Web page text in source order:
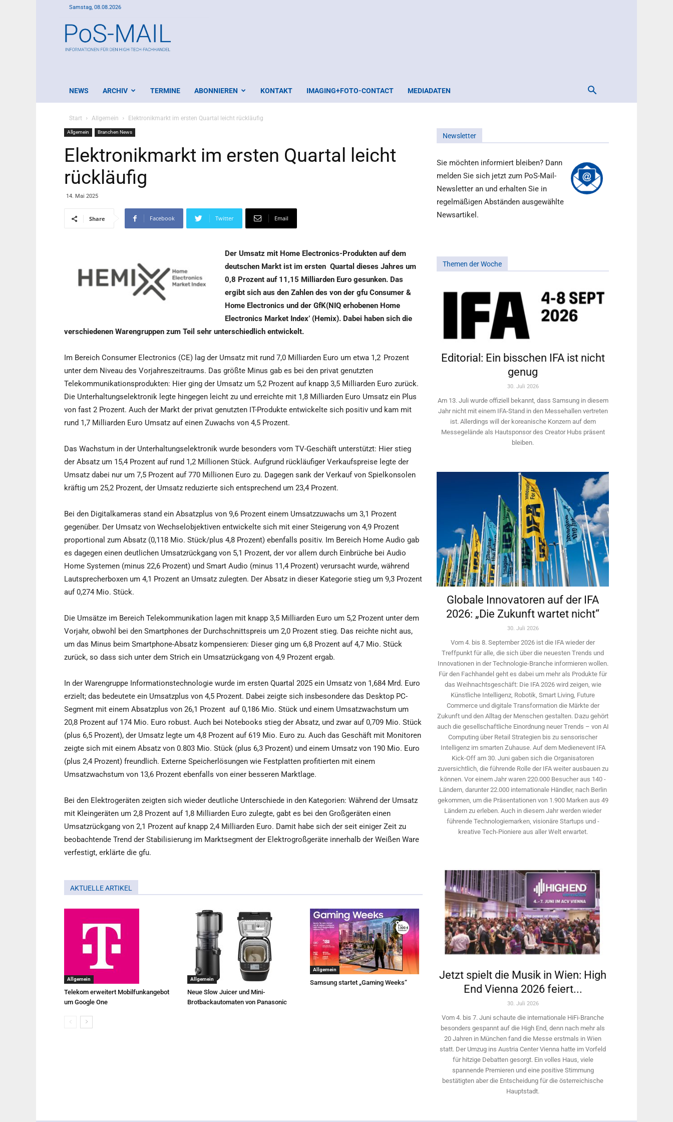
Samstag, 08.08.2026
Mail
NEWS ARCHIV TERMINE ABONNIEREN KONTAKT IMAGING+FOTO-CONTACT MEDIADATEN
Start Allgemein Elektronikmarkt im ersten Quartal leicht rückläufig
Allgemein Branchen News
Elektronikmarkt im ersten Quartal leicht
rückläufig
14. Mai 2025
Share Facebook Twitter Email
Der Umsatz mit Home Electronics-Produkten auf dem
deutschen Markt ist im ersten Quartal dieses Jahres um
0,8 Prozent auf 11,15 Milliarden Euro gesunken. Das
ergibt sich aus den Zahlen des von der gfu Consumer &
Home Electronics und der GfK(NIQ erhobenen Home
Electronics Market Index’ (Hemix). Dabei haben sich die
verschiedenen Warengruppen zum Teil sehr unterschiedlich entwickelt.
Im Bereich Consumer Electronics (CE) lag der Umsatz mit rund 7,0 Milliarden Euro um etwa 1,2 Prozent
unter dem Niveau des Vorjahreszeitraums. Das größte Minus gab es bei den privat genutzten
Telekommunikationsprodukten: Hier ging der Umsatz um 5,2 Prozent auf knapp 3,5 Milliarden Euro zurück.
Die Unterhaltungselektronik legte hingegen leicht zu und erreichte mit 1,8 Milliarden Euro Umsatz ein Plus
von fast 2 Prozent. Auch der Markt der privat genutzten IT-Produkte entwickelte sich positiv und kam mit
rund 1,7 Milliarden Euro Umsatz auf einen Zuwachs von 4,5 Prozent.
Das Wachstum in der Unterhaltungselektronik wurde besonders vom TV-Geschäft unterstützt: Hier stieg
der Absatz um 15,4 Prozent auf rund 1,2 Millionen Stück. Aufgrund rückläufiger Verkaufspreise legte der
Umsatz dabei nur um 7,5 Prozent auf 770 Millionen Euro zu. Dagegen sank der Verkauf von Spielkonsolen
kräftig um 25,2 Prozent, der Umsatz reduzierte sich entsprechend um 23,4 Prozent.
Bei den Digitalkameras stand ein Absatzplus von 9,6 Prozent einem Umsatzzuwachs um 3,1 Prozent
gegenüber. Der Umsatz von Wechselobjektiven entwickelte sich mit einer Steigerung von 4,9 Prozent
proportional zum Absatz (0,118 Mio. Stück/plus 4,8 Prozent) ebenfalls positiv. Im Bereich Home Audio gab
es dagegen einen deutlichen Umsatzrückgang von 5,1 Prozent, der vor allem durch Einbrüche bei Audio
Home Systemen (minus 22,6 Prozent) und Smart Audio (minus 11,4 Prozent) verursacht wurde, während
Lautsprecherboxen um 4,1 Prozent an Umsatz zulegten. Der Absatz in dieser Kategorie stieg um 9,3 Prozent
auf 0,274 Mio. Stück.
Die Umsätze im Bereich Telekommunikation lagen mit knapp 3,5 Milliarden Euro um 5,2 Prozent unter dem
Vorjahr, obwohl bei den Smartphones der Durchschnittspreis um 2,0 Prozent stieg. Das reichte nicht aus,
um das Minus beim Smartphone-Absatz kompensieren: Dieser ging um 6,8 Prozent auf 4,7 Mio. Stück
zurück, so dass sich unter dem Strich ein Umsatzrückgang von 4,9 Prozent ergab.
In der Warengruppe Informationstechnologie wurde im ersten Quartal 2025 ein Umsatz von 1,684 Mrd. Euro
erzielt; das bedeutete ein Umsatzplus von 4,5 Prozent. Dabei zeigte sich insbesondere das Desktop PC-
Segment mit einem Absatzplus von 26,1 Prozent auf 0,186 Mio. Stück und einem Umsatzwachstum um
20,8 Prozent auf 174 Mio. Euro robust. Auch bei Notebooks stieg der Absatz, und zwar auf 0,709 Mio. Stück
(plus 6,5 Prozent), der Umsatz legte um 4,8 Prozent auf 619 Mio. Euro zu. Auch das Geschäft mit Monitoren
zeigte sich mit einem Absatz von 0.803 Mio. Stück (plus 6,3 Prozent) und einem Umsatz von 190 Mio. Euro
(plus 2,4 Prozent) freundlich. Externe Speicherlösungen wie Festplatten profitierten mit einem
Umsatzwachstum von 13,6 Prozent ebenfalls von einer besseren Marktlage.
Bei den Elektrogeräten zeigten sich wieder deutliche Unterschiede in den Kategorien: Während der Umsatz
mit Kleingeräten um 2,8 Prozent auf 1,8 Milliarden Euro zulegte, gabt es bei den Großgeräten einen
Umsatzrückgang von 2,1 Prozent auf knapp 2,4 Milliarden Euro. Damit habe sich der seit einiger Zeit zu
beobachtende Trend der Stabilisierung im Marktsegment der Elektrogroßgeräte innerhalb der Weißen Ware
verfestigt, erklärte die gfu.
AKTUELLE ARTIKEL
Allgemein
Telekom erweitert Mobilfunkangebot
um Google One
Allgemein
Neue Slow Juicer und Mini-
Brotbackautomaten von Panasonic
Allgemein
Samsung startet „Gaming Weeks“
Newsletter
Sie möchten informiert bleiben? Dann
melden Sie sich jetzt zum PoS-Mail-
Newsletter an und erhalten Sie in
regelmäßigen Abständen ausgewählte
Newsartikel.
Themen der Woche
Editorial: Ein bisschen IFA ist nicht
genug
30. Juli 2026
Am 13. Juli wurde offiziell bekannt, dass Samsung in diesem
Jahr nicht mit einem IFA-Stand in den Messehallen vertreten
ist. Allerdings will ­der koreanische Konzern auf dem
Messegelände als Hautsponsor des Creator Hubs präsent
bleiben.
Globale Innovatoren auf der IFA
2026: „Die Zukunft wartet nicht“
30. Juli 2026
Vom 4. bis 8. September 2026 ist die IFA wieder der
Treffpunkt für alle, die sich über die neuesten Trends und
Innovationen in der Technologie-­Branche informieren wollen.
Für den Fachhandel geht es dabei um mehr als Produkte für
das Weihnachtsgeschäft: Die IFA 2026 wird ­zeigen, wie
Künstliche Intelligenz, Robotik, Smart Living, Future
Commerce und digitale Trans­formation die Märkte der
Zukunft und den Alltag der Menschen gestalten. Dazu gehört
auch die gesellschaftliche Einordnung neuer Trends – von AI
Computing über Retail Strategien bis zu sensorischer
Intelligenz im smarten Zuhause. Auf dem Medien­event IFA
Kick-Off am 30. Juni gaben sich die Organisatoren
zuversichtlich, die führende Rolle der IFA weiter ausbauen zu
können. Vor einem Jahr ­waren 220.000 Besucher aus 140 ­
Ländern, ­darunter 22.000 internationale Händler, nach Berlin
gekommen, um die Präsen­tationen von 1.900 Marken aus 49
Ländern zu erleben. Auch in diesem Jahr werden wieder
führende Technologiemarken, visionäre Startups und ­
kreative Tech-Pioniere aus aller Welt erwartet.
Jetzt spielt die Musik in Wien: High
End Vienna 2026 feiert...
30. Juli 2026
Vom 4. bis 7. Juni schaute die internationale HiFi-Branche
besonders gespannt auf die High End, denn nach mehr als
20 Jahren in München fand die Messe erstmals in Wien
statt. Der Umzug ins Austria Center Vienna hatte im Vorfeld
für hitzige Debatten gesorgt. Ein volles Haus, viele
spannende Premieren und eine positive Stimmung
bestätigten aber die Entscheidung für die österreichische
Hauptstadt.